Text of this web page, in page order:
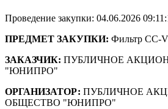
Проведение закупки: 04.06.2026
ПРЕДМЕТ ЗАКУПКИ: Фильтр CC-
ЗАКАЗЧИК: ПУБЛИЧНОЕ
"ЮНИПРО"
ОРГАНИЗАТОР: ПУБЛИЧНОЕ
ОБЩЕСТВО "ЮНИПРО"